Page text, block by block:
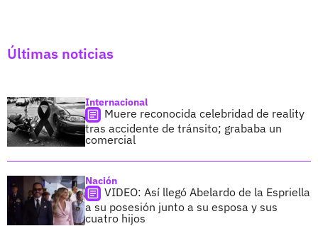
Últimas noticias
Internacional
Muere reconocida celebridad de reality
tras accidente de tránsito; grababa un
comercial
Nación
VIDEO: Así llegó Abelardo de la Espriella
a su posesión junto a su esposa y sus
cuatro hijos